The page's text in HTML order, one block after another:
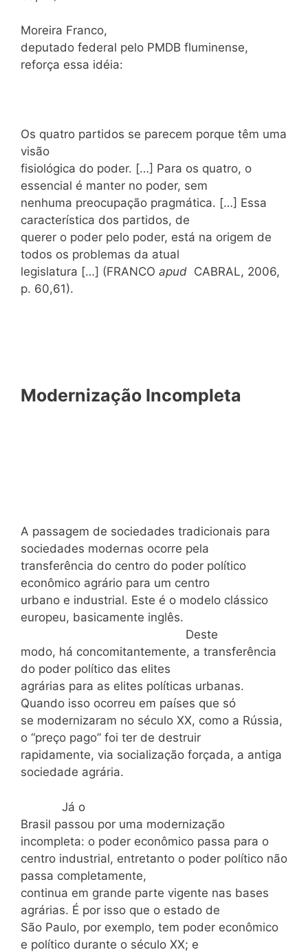
Moreira Franco,
deputado federal pelo PMDB fluminense,
reforça essa idéia:
Os quatro partidos se parecem porque têm uma
visão
fisiológica do poder. […] Para os quatro, o
essencial é manter no poder, sem
nenhuma preocupação pragmática. […] Essa
característica dos partidos, de
querer o poder pelo poder, está na origem de
todos os problemas da atual
legislatura […] (FRANCO apud CABRAL, 2006,
p. 60,61).
Modernização Incompleta
A passagem de sociedades tradicionais para
sociedades modernas ocorre pela
transferência do centro do poder político
econômico agrário para um centro
urbano e industrial. Este é o modelo clássico
europeu, basicamente inglês.
Deste
modo, há concomitantemente, a transferência
do poder político das elites
agrárias para as elites políticas urbanas.
Quando isso ocorreu em países que só
se modernizaram no século XX, como a Rússia,
o “preço pago” foi ter de destruir
rapidamente, via socialização forçada, a antiga
sociedade agrária.
Já o
Brasil passou por uma modernização
incompleta: o poder econômico passa para o
centro industrial, entretanto o poder político não
passa completamente,
continua em grande parte vigente nas bases
agrárias. É por isso que o estado de
São Paulo, por exemplo, tem poder econômico
e político durante o século XX; e